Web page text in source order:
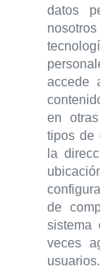
datos
accede
en
tipos de
la
de
sistema
veces